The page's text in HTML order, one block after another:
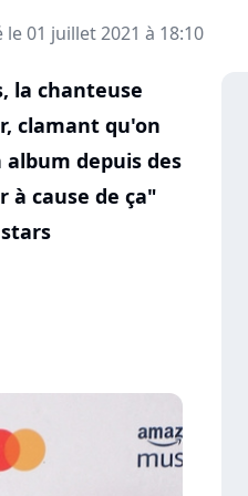
le 01 juillet 2021 à 18:10
la chanteuse
clamant qu'on
depuis des
cause de ça"